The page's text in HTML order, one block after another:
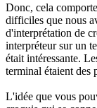
Donc, cela
difficiles que nous
d'interprétation de
interpréteur sur un
était intéressante.
terminal étaient des
L'idée que vous